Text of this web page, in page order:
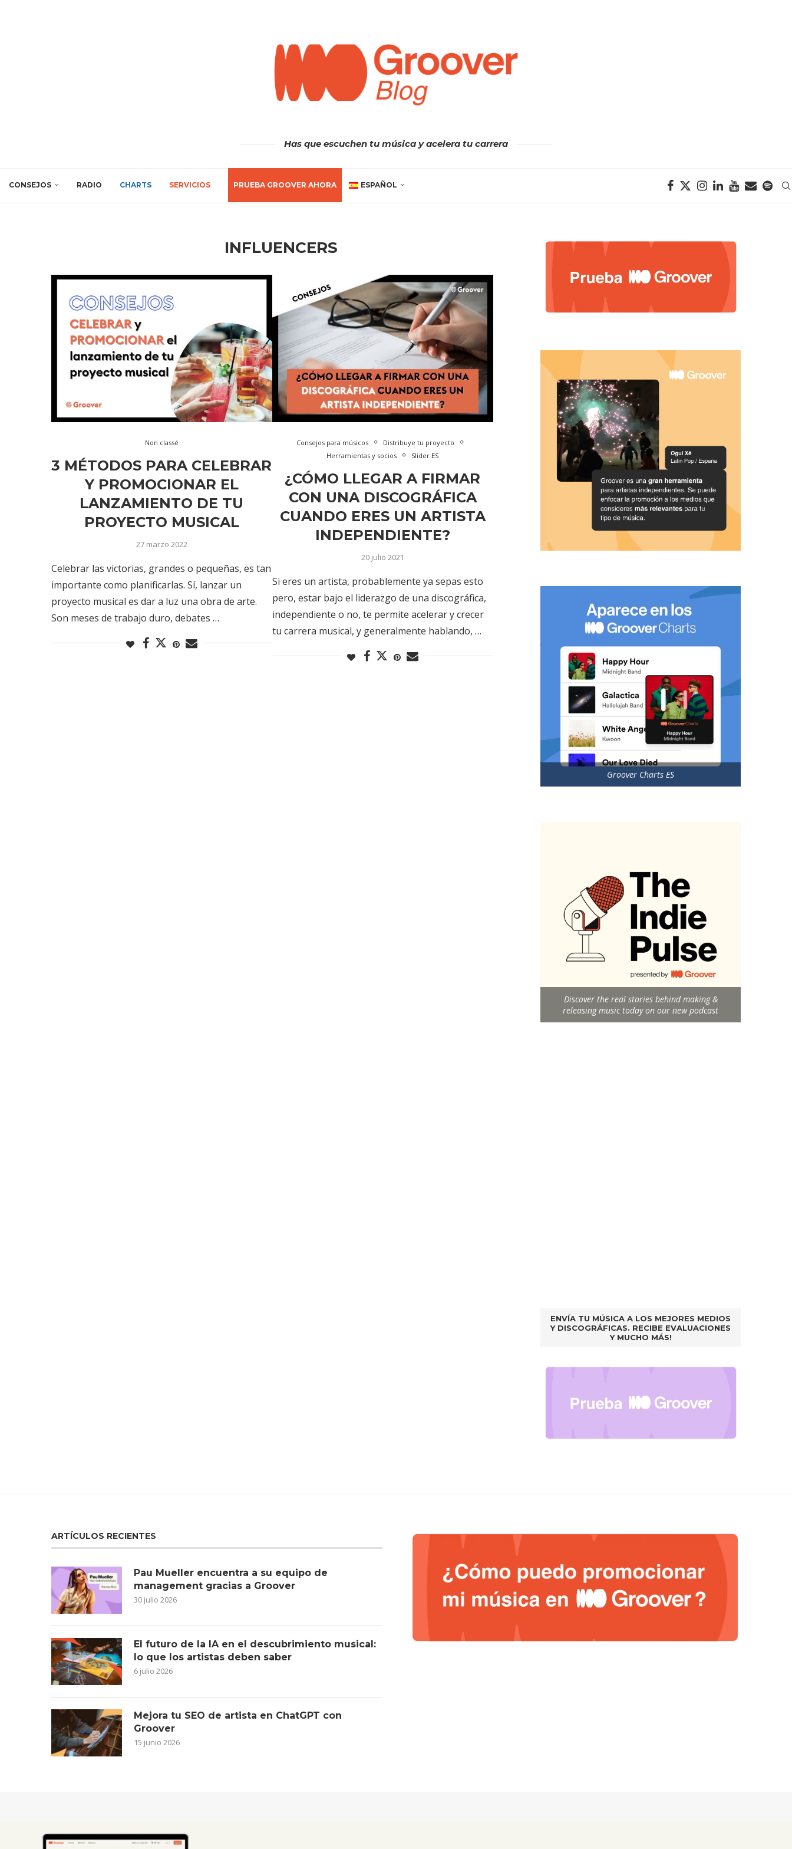
Has que escuchen tu música y acelera tu carrera
CONSEJOS RADIO CHARTS SERVICIOS PRUEBA GROOVER AHORA ESPAÑOL
INFLUENCERS
Non classé
3 MÉTODOS PARA CELEBRAR
Y PROMOCIONAR EL
LANZAMIENTO DE TU
PROYECTO MUSICAL
27 marzo 2022
Celebrar las victorias, grandes o pequeñas, es tan
importante como planificarlas. Sí, lanzar un
proyecto musical es dar a luz una obra de arte.
Son meses de trabajo duro, debates …
Consejos para músicos
Distribuye tu proyecto
Herramientas y socios
Slider ES
¿CÓMO LLEGAR A FIRMAR
CON UNA DISCOGRÁFICA
CUANDO ERES UN ARTISTA
INDEPENDIENTE?
20 julio 2021
Si eres un artista, probablemente ya sepas esto
pero, estar bajo el liderazgo de una discográfica,
independiente o no, te permite acelerar y crecer
tu carrera musical, y generalmente hablando, …
Groover Charts ES
Discover the real stories behind making &
releasing music today on our new podcast
ENVÍA TU MÚSICA A LOS MEJORES MEDIOS
Y DISCOGRÁFICAS. RECIBE EVALUACIONES
Y MUCHO MÁS!
ARTÍCULOS RECIENTES
Pau Mueller encuentra a su equipo de
management gracias a Groover
30 julio 2026
El futuro de la IA en el descubrimiento musical:
lo que los artistas deben saber
6 julio 2026
Mejora tu SEO de artista en ChatGPT con
Groover
15 junio 2026